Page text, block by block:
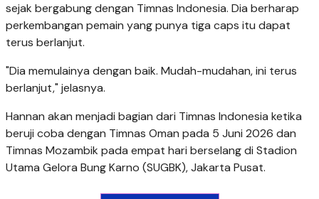
sejak bergabung dengan Timnas Indonesia. Dia berharap
perkembangan pemain yang punya tiga caps itu dapat
terus berlanjut.
"Dia memulainya dengan baik. Mudah-mudahan, ini terus
berlanjut," jelasnya.
Hannan akan menjadi bagian dari Timnas Indonesia ketika
beruji coba dengan Timnas Oman pada 5 Juni 2026 dan
Timnas Mozambik pada empat hari berselang di Stadion
Utama Gelora Bung Karno (SUGBK), Jakarta Pusat.